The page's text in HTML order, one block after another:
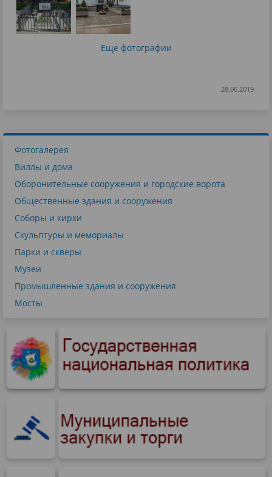
Еще фотографии
28.06.2019
Фотогалерея
Виллы и дома
Оборонительные сооружения и городские ворота
Общественные здания и сооружения
Соборы и кирхи
Скульптуры и мемориалы
Парки и скверы
Музеи
Промышленные здания и сооружения
Мосты